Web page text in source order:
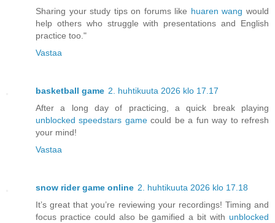
Sharing your study tips on forums like huaren wang would
help others who struggle with presentations and English
practice too."
Vastaa
basketball game 2. huhtikuuta 2026 klo 17.17
After a long day of practicing, a quick break playing
unblocked speedstars gamecould be a fun way to refresh
your mind!
Vastaa
snow rider game online 2. huhtikuuta 2026 klo 17.18
It’s great that you’re reviewing your recordings! Timing and
focus practice could also be gamified a bit with unblocked